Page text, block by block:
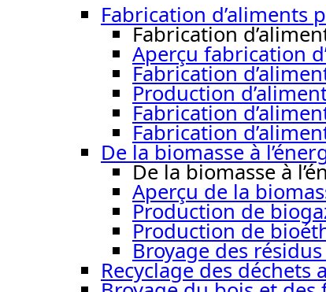
Fabrication d’aliments
Fabrication
Aperçu fabrication
Fabrication
Production
Fabrication
Fabrication
De la biomasse à
De la biomasse à
Aperçu de la
Production de
Production de
Broyage des
Recyclage des déchets